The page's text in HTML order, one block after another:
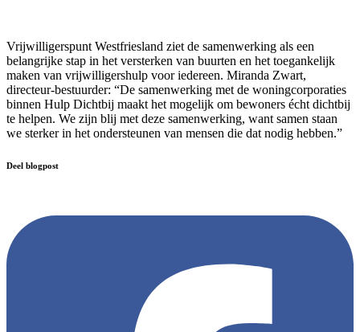
Vrijwilligerspunt Westfriesland ziet de samenwerking als een
belangrijke stap in het versterken van buurten en het toegankelijk
maken van vrijwilligershulp voor iedereen. Miranda Zwart,
directeur-bestuurder: “De samenwerking met de woningcorporaties
binnen Hulp Dichtbij maakt het mogelijk om bewoners écht dichtbij
te helpen. We zijn blij met deze samenwerking, want samen staan
we sterker in het ondersteunen van mensen die dat nodig hebben.”
Deel blogpost